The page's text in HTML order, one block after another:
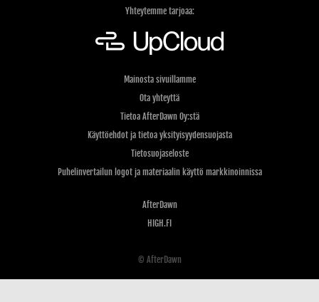
Yhteytemme tarjoaa:
Mainosta sivuillamme
Ota yhteyttä
Tietoa AfterDawn Oy:stä
Käyttöehdot ja tietoa yksityisyydensuojasta
Tietosuojaseloste
Puhelinvertailun logot ja materiaalin käyttö markkinoinnissa
AfterDawn
HIGH.FI
© AfterDawn